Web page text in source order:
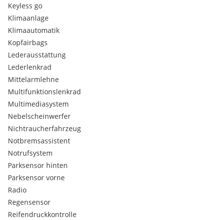
Keyless go
Klimaanlage
Klimaautomatik
Kopfairbags
Lederausstattung
Lederlenkrad
Mittelarmlehne
Multifunktionslenkrad
Multimediasystem
Nebelscheinwerfer
Nichtraucherfahrzeug
Notbremsassistent
Notrufsystem
Parksensor hinten
Parksensor vorne
Radio
Regensensor
Reifendruckkontrolle